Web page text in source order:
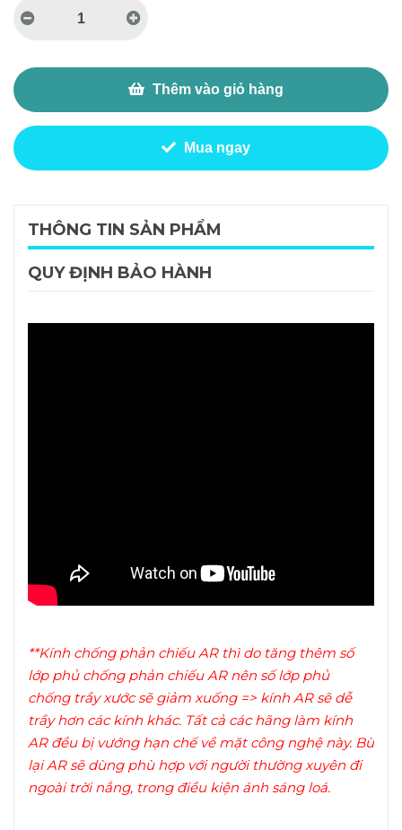
Thêm vào giỏ hàng
Mua ngay
THÔNG TIN SẢN PHẨM
QUY ĐỊNH BẢO HÀNH
**Kính chống phản chiếu AR thì do tăng thêm số
lớp phủ chống phản chiếu AR nên số lớp phủ
chống trầy xước sẽ giảm xuống => kính AR sẽ dễ
trầy hơn các kính khác. Tất cả các hãng làm kính
AR đều bị vướng hạn chế về mặt công nghệ này. Bù
lại AR sẽ dùng phù hợp với người thường xuyên đi
ngoài trời nắng, trong điều kiện ánh sáng loá.